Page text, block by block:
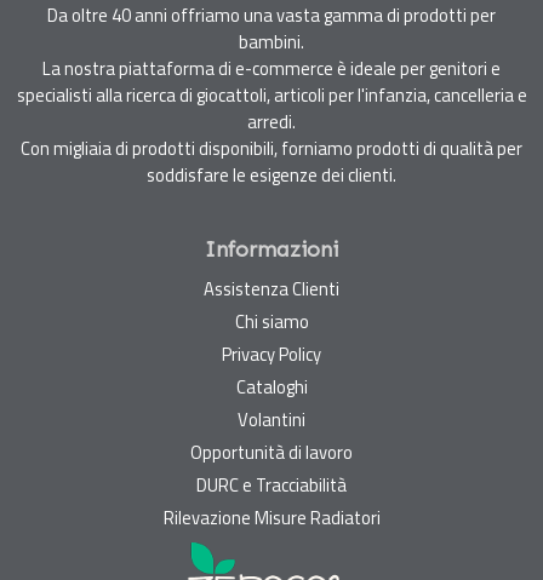
Da oltre 40 anni offriamo una vasta gamma di prodotti per
bambini.
La nostra piattaforma di e-commerce è ideale per genitori e
specialisti alla ricerca di giocattoli, articoli per l'infanzia, cancelleria e
arredi.
Con migliaia di prodotti disponibili, forniamo prodotti di qualità per
soddisfare le esigenze dei clienti.
Informazioni
Assistenza Clienti
Chi siamo
Privacy Policy
Cataloghi
Volantini
Opportunità di lavoro
DURC e Tracciabilità
Rilevazione Misure Radiatori